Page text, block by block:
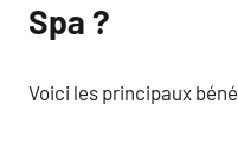
Spa ?
Voici les principaux